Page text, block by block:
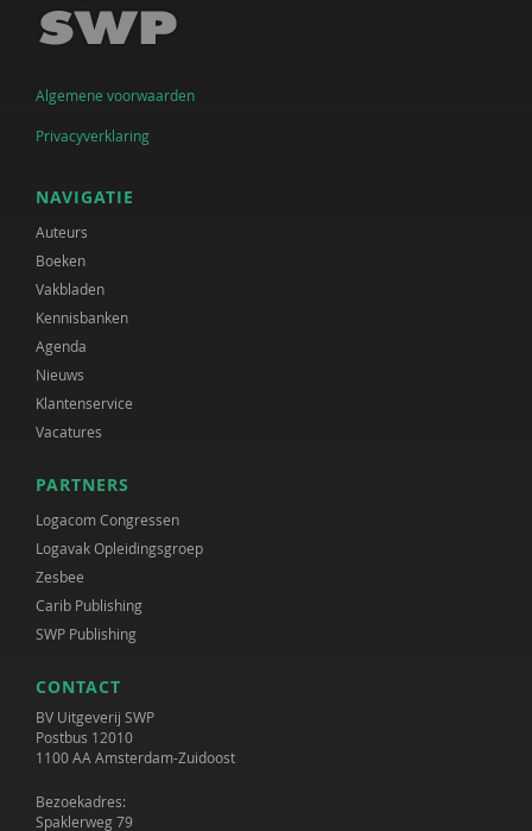
Algemene voorwaarden
Privacyverklaring
NAVIGATIE
Auteurs
Boeken
Vakbladen
Kennisbanken
Agenda
Nieuws
Klantenservice
Vacatures
PARTNERS
Logacom Congressen
Logavak Opleidingsgroep
Zesbee
Carib Publishing
SWP Publishing
CONTACT
BV Uitgeverij SWP
Postbus 12010
1100 AA Amsterdam-Zuidoost
Bezoekadres:
Spaklerweg 79